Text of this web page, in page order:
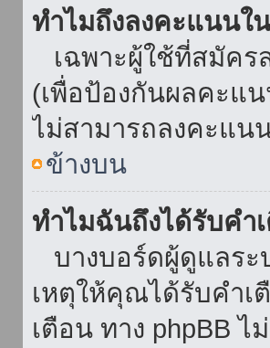
ทำไมถึงลงคะแนนใ
เฉพาะผู้ใช้ที่สมัคร
(เพื่อป้องกันผลคะแ
ไม่สามารถลงคะแน
ข้างบน
ทำไมฉันถึงได้รับคำ
บางบอร์ดผู้ดูแลร
เหตุให้คุณได้รับคำ
เตือน ทาง phpBB